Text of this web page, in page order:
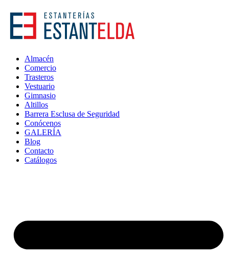
Almacén
Comercio
Trasteros
Vestuario
Gimnasio
Altillos
Barrera Esclusa de Seguridad
Conócenos
GALERÍA
Blog
Contacto
Catálogos